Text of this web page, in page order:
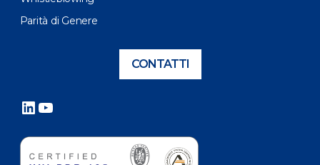
Parità di Genere
CONTATTI
LinkedIn
YouTube